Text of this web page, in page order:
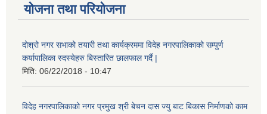
योजना तथा परियोजना
दोश्रो नगर सभाको तयारी तथा कार्यक्रममा विदेह नगरपालिकाको सम्पुर्ण
कर्यापालिका स्दस्येहरु बिस्तारित छालफाल गर्दै |
मिति: 06/22/2018 - 10:47
विदेह नगरपालिकाको नगर प्रमुख श्री बेचन दास ज्यु बाट बिकास निर्माणको काम